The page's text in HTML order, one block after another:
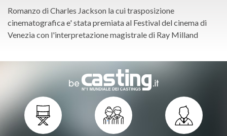
Romanzo di Charles Jackson la cui trasposizione
cinematografica e' stata premiata al Festival del cinema di
Venezia con l'interpretazione magistrale di Ray Milland